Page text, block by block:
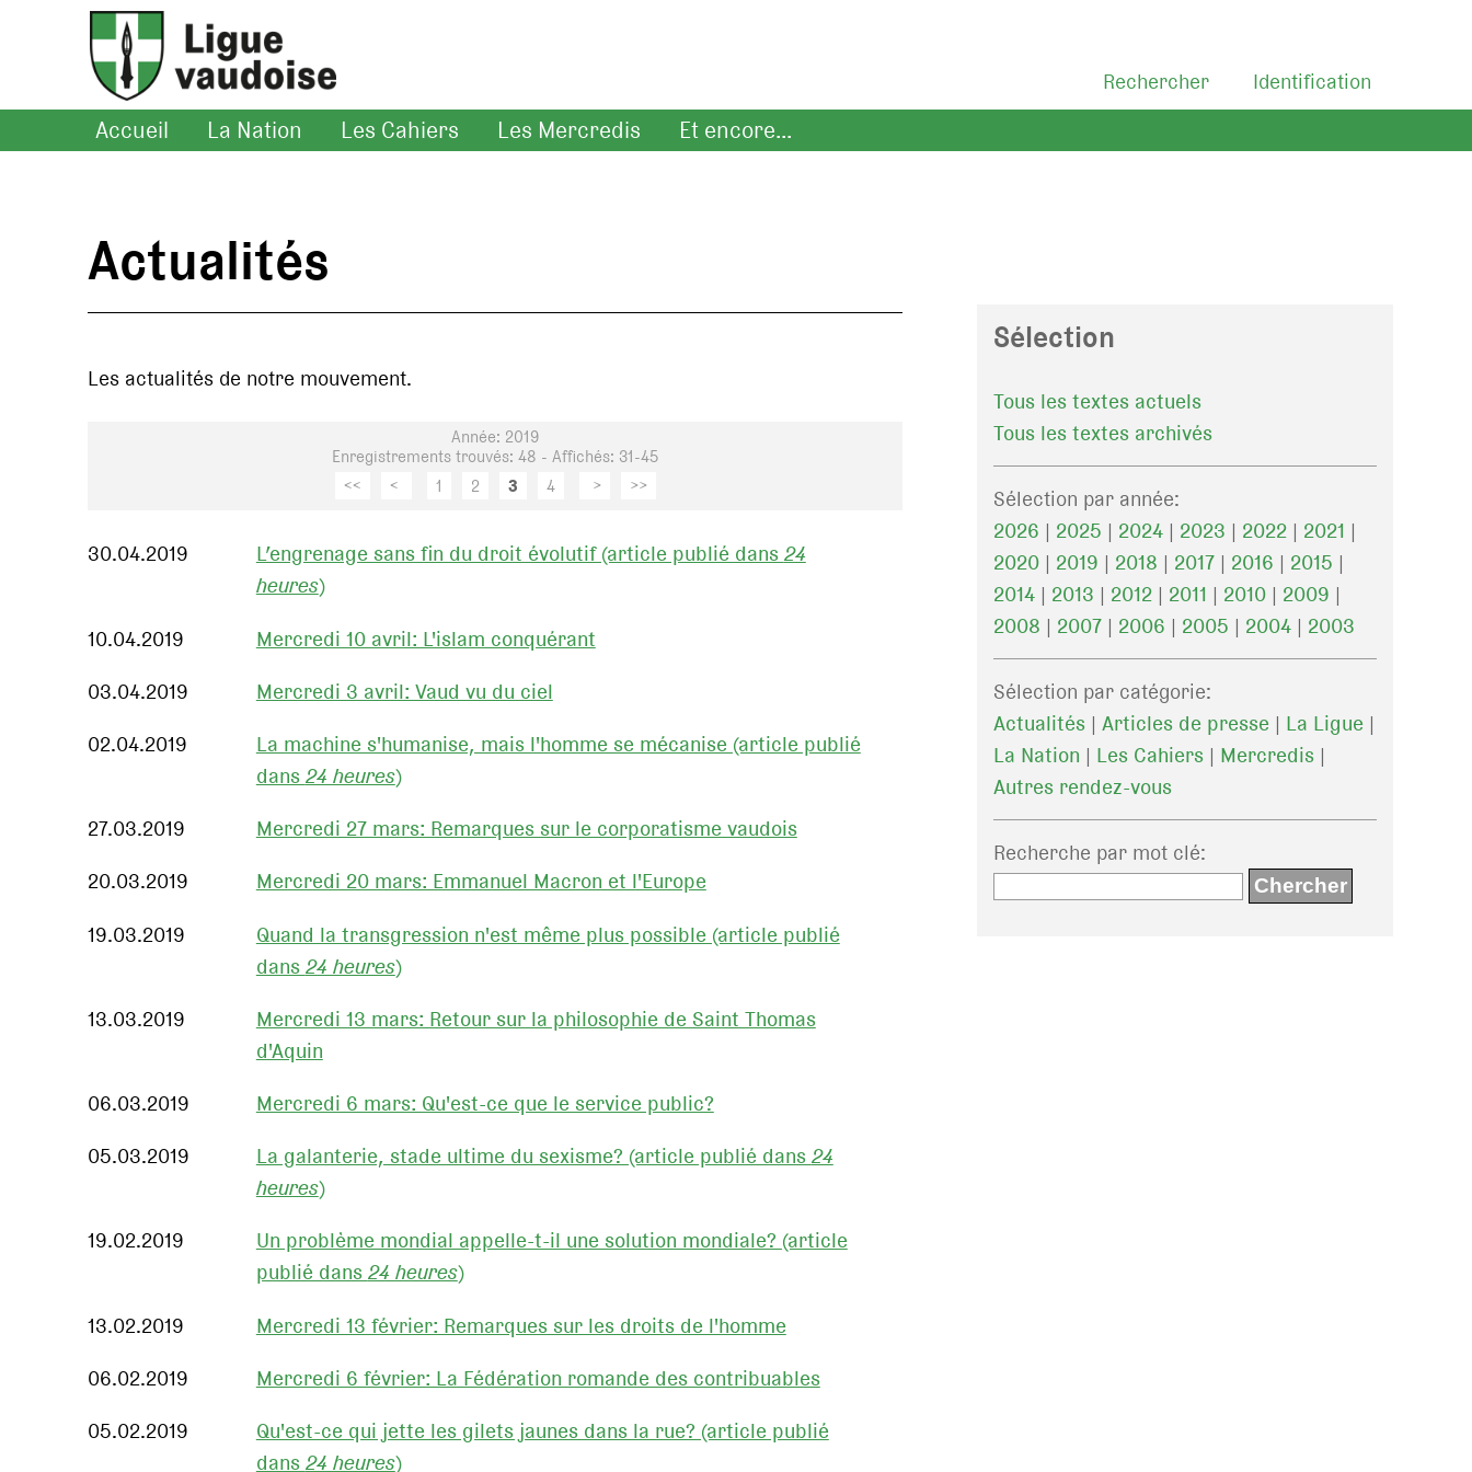
Identification
Rechercher
Accueil La Nation Les Cahiers Les Mercredis Et encore...
Actualités
Les actualités de notre mouvement.
Année: 2019
Enregistrements trouvés: 48 - Affichés: 31-45
<<
< 1 2 3 4 > >>
30.04.2019 L’engrenage sans fin du droit évolutif (article publié dans24
heures)
10.04.2019
Mercredi 10 avril: L'islam conquérant
03.04.2019
Mercredi 3 avril: Vaud vu du ciel
02.04.2019
La machine s'humanise, mais l'homme se mécanise (article publié
dans24 heures)
27.03.2019
Mercredi 27 mars: Remarques sur le corporatisme vaudois
20.03.2019
Mercredi 20 mars: Emmanuel Macron et l'Europe
19.03.2019
Quand la transgression n'est même plus possible (article publié
dans24 heures)
13.03.2019
Mercredi 13 mars: Retour sur la philosophie de Saint Thomas
d'Aquin
06.03.2019
Mercredi 6 mars: Qu'est-ce que le service public?
05.03.2019
La galanterie, stade ultime du sexisme? (article publié dans24
heures)
19.02.2019
Un problème mondial appelle-t-il une solution mondiale? (article
publié dans24 heures)
13.02.2019
Mercredi 13 février: Remarques sur les droits de l'homme
06.02.2019
Mercredi 6 février: La Fédération romande des contribuables
05.02.2019
Qu'est-ce qui jette les gilets jaunes dans la rue? (article publié
dans24 heures)
Sélection
Tous les textes actuels
Tous les textes archivés
Sélection par année:
2026 | 2025 | 2024 | 2023 | 2022 | 2021 |
2020 | 2019 | 2018 | 2017 | 2016 | 2015 |
2014 | 2013 | 2012 | 2011 | 2010 | 2009 |
2008 | 2007 | 2006 | 2005 | 2004 | 2003
Sélection par catégorie:
Actualités | Articles de presse | La Ligue |
La Nation | Les Cahiers | Mercredis |
Autres rendez-vous
Recherche par mot clé: